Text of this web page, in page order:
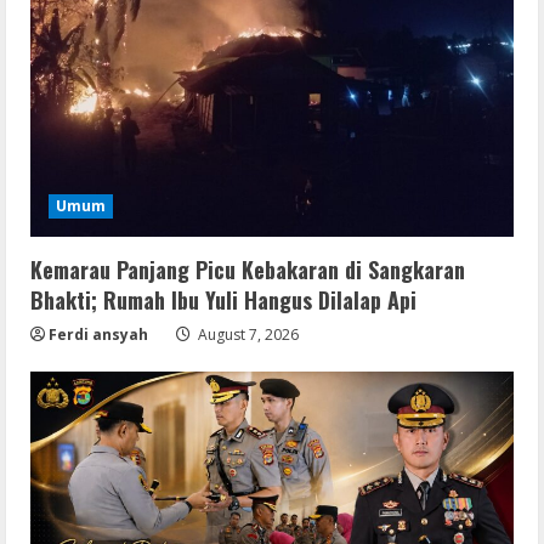
Umum
Kemarau Panjang Picu Kebakaran di Sangkaran
Bhakti; Rumah Ibu Yuli Hangus Dilalap Api
Ferdi ansyah August 7, 2026